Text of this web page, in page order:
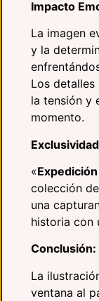
Impacto
La imagen
y la
Los
la tensión y
momento.
«
colección
una
historia con
Conclusión:
La
ventana al